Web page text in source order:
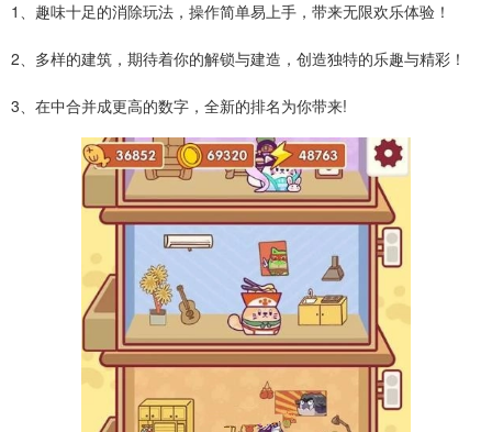
1、趣味十足的消除玩法，操作简单易上手，带来无限欢乐体验！
2、多样的建筑，期待着你的解锁与建造，创造独特的乐趣与精彩！
3、在中合并成更高的数字，全新的排名为你带来!